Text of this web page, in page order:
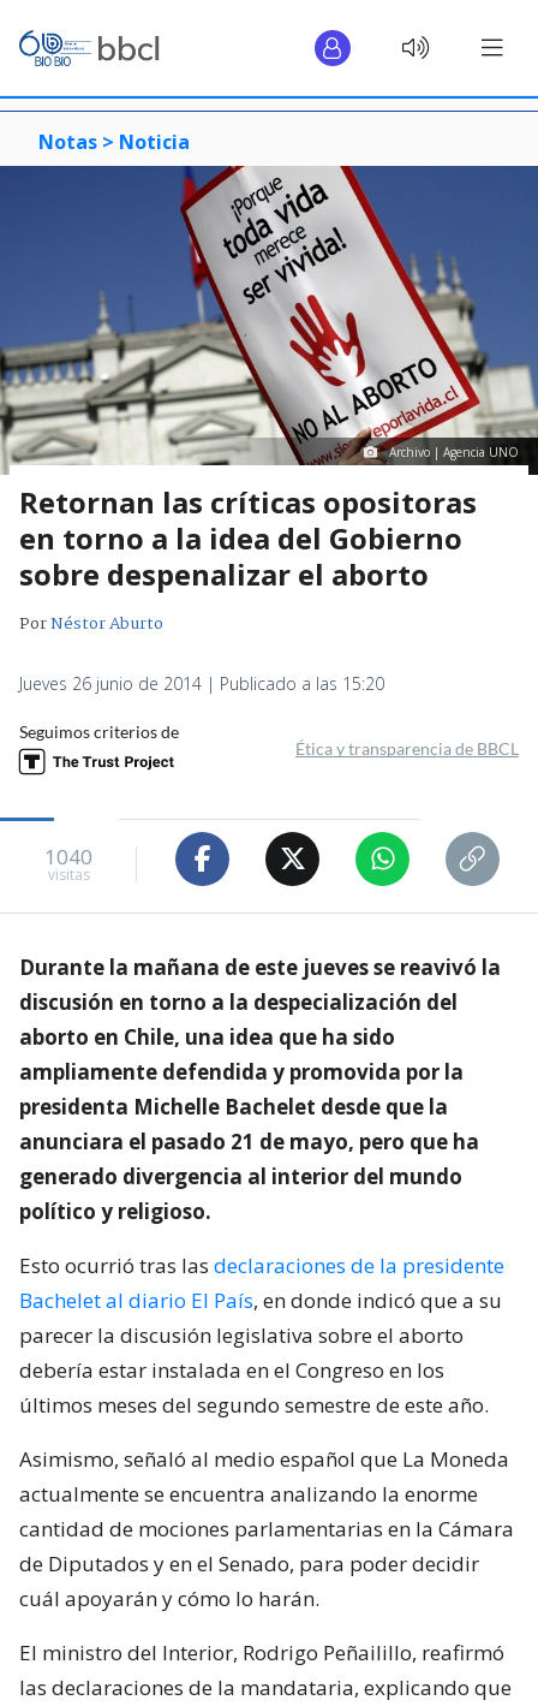
Notas > Noticia
Archivo | Agencia UNO
Retornan las críticas opositoras
en torno a la idea del Gobierno
sobre despenalizar el aborto
PorNéstor Aburto
Jueves 26 junio de 2014 | Publicado a las 15:20
Seguimos criterios de
Ética y transparencia de BBCL
1040
visitas
Durante la mañana de este jueves se reavivó la
discusión en torno a la despecialización del
aborto en Chile, una idea que ha sido
ampliamente defendida y promovida por la
presidenta Michelle Bachelet desde que la
anunciara el pasado 21 de mayo, pero que ha
generado divergencia al interior del mundo
político y religioso.
Esto ocurrió tras las declaraciones de la presidente
Bachelet al diario El País, en donde indicó que a su
parecer la discusión legislativa sobre el aborto
debería estar instalada en el Congreso en los
últimos meses del segundo semestre de este año.
Asimismo, señaló al medio español que La Moneda
actualmente se encuentra analizando la enorme
cantidad de mociones parlamentarias en la Cámara
de Diputados y en el Senado, para poder decidir
cuál apoyarán y cómo lo harán.
El ministro del Interior, Rodrigo Peñailillo, reafirmó
las declaraciones de la mandataria, explicando que